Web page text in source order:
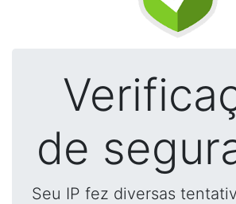
de
Seu IP fez diversas